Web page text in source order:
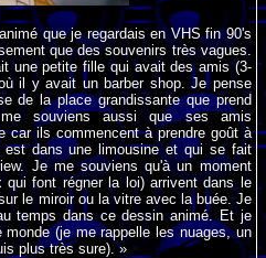
que je regardais en VHS fin 90's
que des souvenirs très vagues.
une petite fille qui avait des amis (3-
il y avait un barber shop. Je pense
de la place grandissante que prend
souviens aussi que ses amis
car ils commencent à prendre goût à
dans une limousine et qui se fait
Je me souviens qu'à un moment
font régner la loi) arrivent dans le
le miroir ou la vitre avec la buée. Je
temps dans ce dessin animé. Et je
(je me rappelle les nuages, un
plus très sure). »